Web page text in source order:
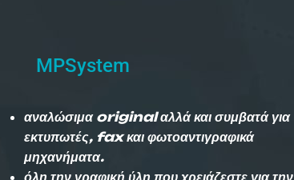
MPSystem
αναλώσιμα original αλλά και συμβατά για
εκτυπωτές, fax και φωτοαντιγραφικά
μηχανήματα.
όλη την γραφική ύλη που χρειάζεστε για την